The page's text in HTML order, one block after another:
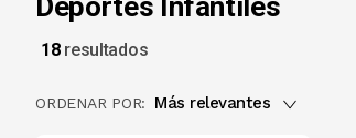
Deportes Infantiles
18resultados
ORDENAR POR: Más relevantes